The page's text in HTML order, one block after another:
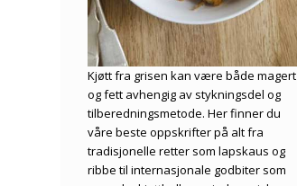
Kjøtt fra grisen kan være både magert
og fett avhengig av stykningsdel og
tilberedningsmetode. Her finner du
våre beste oppskrifter på alt fra
tradisjonelle retter som lapskaus og
ribbe til internasjonale godbiter som